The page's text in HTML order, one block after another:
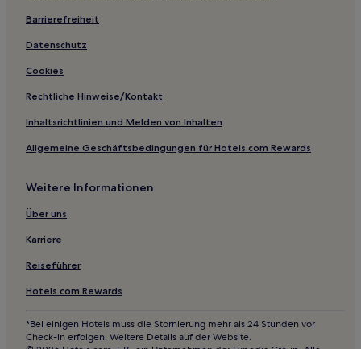
B&B in Saint Annes on the Sea
Ferienwohnungen in Chester
B&B in Chester
Cottages in West Kirby Beach
Gasthäuser in West Kirby Beach
Gasthäuser in North West England
B&B in Formby Beach
B&B in Blackpool
Gasthäuser in Preston
B&B in Crosby Beach
Gasthäuser in Crosby Beach
Hostels in Crosby Beach
Barrierefreiheit
Datenschutz
Cookies
Rechtliche Hinweise/Kontakt
Inhaltsrichtlinien und Melden von Inhalten
Allgemeine Geschäftsbedingungen für Hotels.com Rewards
Weitere Informationen
Über uns
Karriere
Reiseführer
Hotels.com Rewards
*Bei einigen Hotels muss die Stornierung mehr als 24 Stunden vor
Check-in erfolgen. Weitere Details auf der Website.